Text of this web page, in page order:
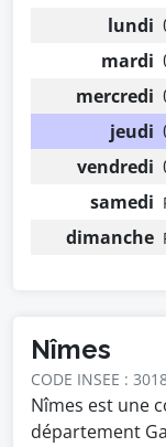
lundi
mardi
mercredi
jeudi
vendredi
samedi
dimanche
Nîmes
CODE INSEE :
Nîmes est une
département